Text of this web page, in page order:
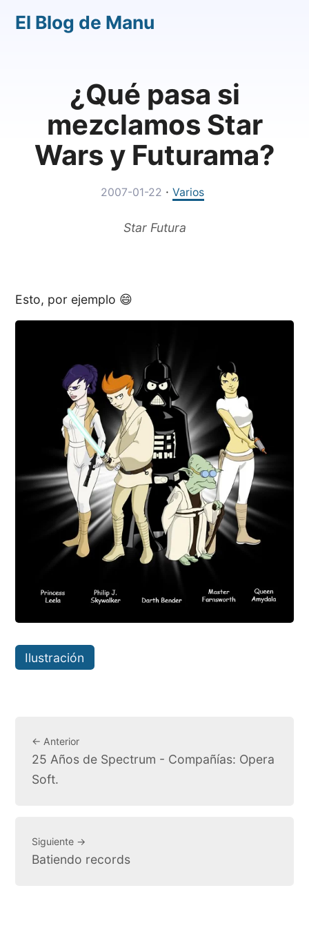
El Blog de Manu
¿Qué pasa si
mezclamos Star
Wars y Futurama?
2007-01-22 · Varios
Star Futura
Esto, por ejemplo 😄
Ilustración
← Anterior
25 Años de Spectrum - Compañías: Opera
Soft.
Siguiente →
Batiendo records